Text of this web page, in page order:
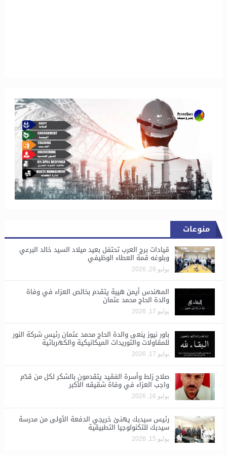
منوعات
قيادات برج العرب تحتفل بعيد ميلاد السيد خالد البرعي
وبلوغه قمة العطاء الوظيفي
يوليو 28, 2026
المهندس أيمن هيبة يتقدم بخالص العزاء في وفاة
والدة الحاج محمد عثمان
يوليو 17, 2026
باور نيوز ينعى والدة الحاج محمد عثمان رئيس شركة النور
للمقاولات والتوريدات الميكانيكية والكهربائية
يوليو 17, 2026
صلاح زلط وأسرة الفقيد يتقدمون بالشكر لكل من قدّم
واجب العزاء في وفاة شقيقه الأكبر
يوليو 16, 2026
رئيس سيدبك يهنئ خريجي الدفعة الأولى من مدرسة
سيدبك للتكنولوجيا التطبيقية
يوليو 15, 2026